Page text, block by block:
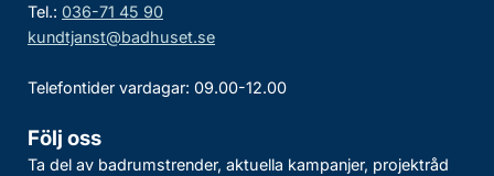
Tel.: 036-71 45 90
kundtjanst@badhuset.se
Telefontider vardagar: 09.00-12.00
Följ oss
Ta del av badrumstrender, aktuella kampanjer, projektråd